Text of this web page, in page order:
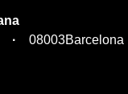
08003Barcelona